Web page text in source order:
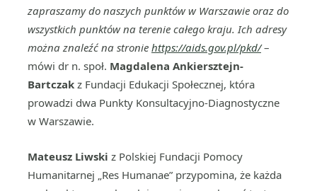
zapraszamy do naszych punktów w Warszawie oraz do
wszystkich punktów na terenie całego kraju. Ich adresy
można znaleźć na stronie https://aids.gov.pl/pkd/ –
mówi dr n. społ. Magdalena Ankiersztejn-
Bartczak z Fundacji Edukacji Społecznej, która
prowadzi dwa Punkty Konsultacyjno-Diagnostyczne
w Warszawie.
Mateusz Liwski z Polskiej Fundacji Pomocy
Humanitarnej „Res Humanae” przypomina, że każda